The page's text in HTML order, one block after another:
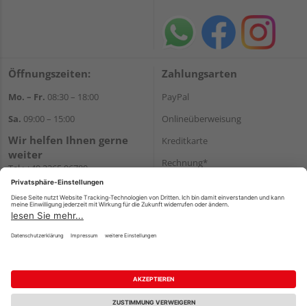
Öffnungszeiten:
Mo. – Fr. 08:30 – 18:00
Sa. 09:00 – 15:00
Wir helfen Ihnen gerne
weiter
Tel.:+49 2365 96780
E-Mail:info@bunzel.de
WhatsApp
Zahlungsarten
PayPal
Onlineüberweisung
Kreditkarte
Rechnung*
Versand
Impressum AGB Widerruf
Datenschutz
Reservierungsbedingungen
Vertrag widerrufen